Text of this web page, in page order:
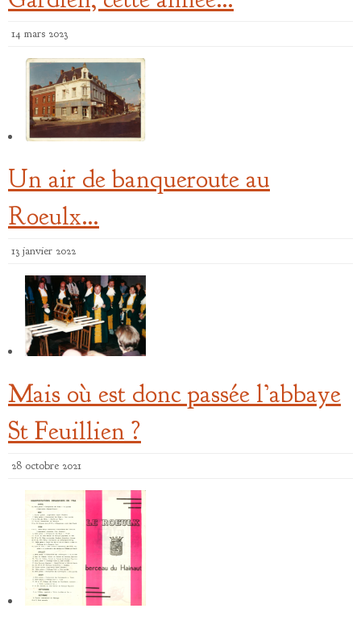
14 mars 2023
Un air de banqueroute au
Roeulx…
13 janvier 2022
Mais où est donc passée l’abbaye
St Feuillien ?
28 octobre 2021